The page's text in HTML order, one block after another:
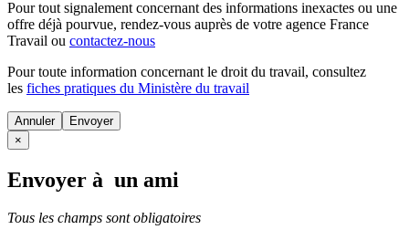
Pour tout signalement concernant des informations inexactes ou une
offre déjà pourvue, rendez-vous auprès de votre agence France
Travail ou contactez-nous
Pour toute information concernant le droit du travail, consultez
les fiches pratiques du Ministère du travail
Annuler
×
Envoyer à un ami
Tous les champs sont obligatoires